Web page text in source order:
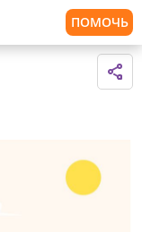
ПОМОЧЬ